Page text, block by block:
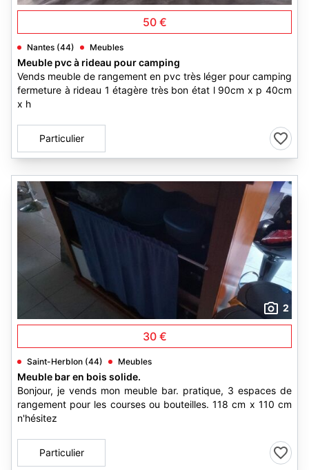
50 €
Nantes (44) Meubles
Meuble pvc à rideau pour camping
Vends meuble de rangement en pvc très léger pour camping
fermeture à rideau 1 étagère très bon état l 90cm x p 40cm
x h
Particulier
2
30 €
Saint-Herblon (44) Meubles
Meuble bar en bois solide.
Bonjour, je vends mon meuble bar. pratique, 3 espaces de
rangement pour les courses ou bouteilles. 118 cm x 110 cm
n'hésitez
Particulier